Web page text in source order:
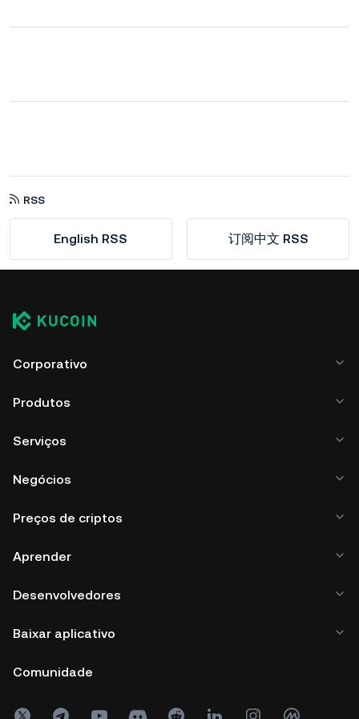
RSS
English RSS 订阅中文 RSS
Corporativo
Produtos
Serviços
Negócios
Preços de criptos
Aprender
Desenvolvedores
Baixar aplicativo
Comunidade